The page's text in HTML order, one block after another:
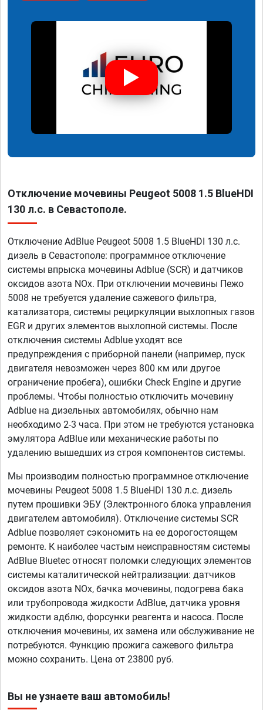
Отключение мочевины Peugeot 5008 1.5 BlueHDI
130 л.с. в Севастополе.
Отключение AdBlue Peugeot 5008 1.5 BlueHDI 130 л.с.
дизель в Севастополе: программное отключение
системы впрыска мочевины Adblue (SCR) и датчиков
оксидов азота NOx. При отключении мочевины Пежо
5008 не требуется удаление сажевого фильтра,
катализатора, системы рециркуляции выхлопных газов
EGR и других элементов выхлопной системы. После
отключения системы Adblue уходят все
предупреждения с приборной панели (например, пуск
двигателя невозможен через 800 км или другое
ограничение пробега), ошибки Check Engine и другие
проблемы. Чтобы полностью отключить мочевину
Adblue на дизельных автомобилях, обычно нам
необходимо 2-3 часа. При этом не требуются установка
эмулятора AdBlue или механические работы по
удалению вышедших из строя компонентов системы.
Мы производим полностью программное отключение
мочевины Peugeot 5008 1.5 BlueHDI 130 л.с. дизель
путем прошивки ЭБУ (Электронного блока управления
двигателем автомобиля). Отключение системы SCR
Adblue позволяет сэкономить на ее дорогостоящем
ремонте. К наиболее частым неисправностям системы
AdBlue Bluetec относят поломки следующих элементов
системы каталитической нейтрализации: датчиков
оксидов азота NOx, бачка мочевины, подогрева бака
или трубопровода жидкости AdBlue, датчика уровня
жидкости адблю, форсунки реагента и насоса. После
отключения мочевины, их замена или обслуживание не
потребуются. Функцию прожига сажевого фильтра
можно сохранить. Цена от 23800 руб.
Вы не узнаете ваш автомобиль!